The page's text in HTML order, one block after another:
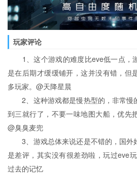
玩家评论
1、这个游戏的难度比eve低一点，
是在后期才缓缓铺开，这并没有错，但
多玩家。@天降星晨
2、这种游戏都是慢热型的，非常慢
到三就行了，不要一味地图大船，优先
@臭臭麦兜
3、游戏总体来说还是不错的，国外
是差评，其实没有很差劲啦，玩过eve
过去的记忆